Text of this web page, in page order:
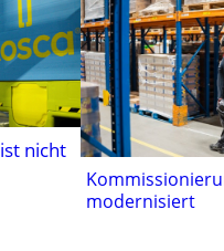
nicht
modernisiert